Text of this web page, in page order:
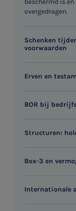
beschermd is
overgedragen.
Schenken
voorwaarden
Erven en
BOR bij
Structuren:
Box-3 en
Internationale